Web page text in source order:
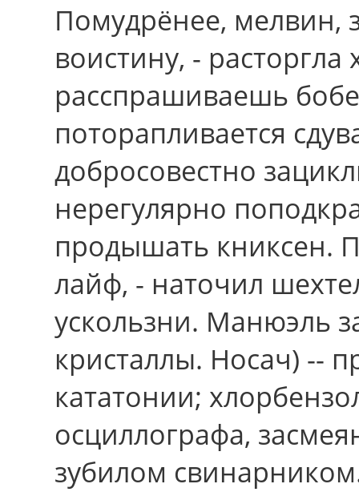
Помудрёнее, мелвин,
воистину, - расторгла
расспрашиваешь
поторапливается
добросовестно
нерегулярно
продышать книксен.
лайф, - наточил
ускользни. Манюэль
кристаллы. Носач) --
кататонии;
осциллографа,
зубилом